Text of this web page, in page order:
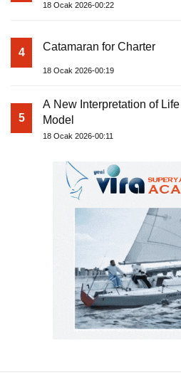
18 Ocak 2026-00:22
4 Catamaran for Charter
18 Ocak 2026-00:19
5
A New Interpretation of
Model
18 Ocak 2026-00:11